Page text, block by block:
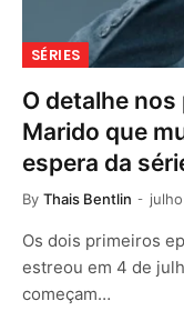
SÉRIES
O detalhe
Marido que
espera da
By Thais Bentlin
Os dois primeiros
estreou em 4 de
começam…